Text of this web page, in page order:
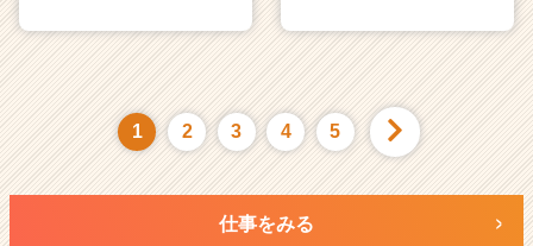
1 2 3 4 5
仕事をみる